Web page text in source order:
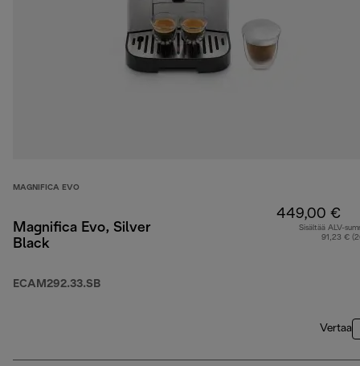
MAGNIFICA EVO
Magnifica Evo, Silver
Black
ECAM292.33.SB
449,00 €
Sisältää ALV-
91,23 €
Vertaa